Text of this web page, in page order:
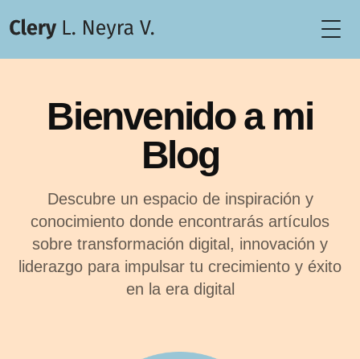
Bienvenido a mi
Blog
Descubre un espacio de inspiración y
conocimiento donde encontrarás artículos
sobre transformación digital, innovación y
liderazgo para impulsar tu crecimiento y éxito
en la era digital